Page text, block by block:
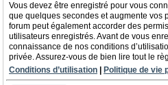
Vous devez être enregistré pour vous
que quelques secondes et augmente vos
forum peut également accorder des
utilisateurs enregistrés. Avant de vous
connaissance de nos conditions
privée. Assurez-vous de bien lire tout le
Conditions d’utilisation
Politique de vie